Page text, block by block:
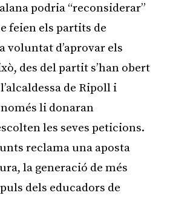
podria “reconsiderar”
feien els partits de
voluntat d’aprovar els
des del partit s’han obert
de Ripoll i
li donaran
les seves peticions.
reclama una aposta
la generació de més
dels educadors de